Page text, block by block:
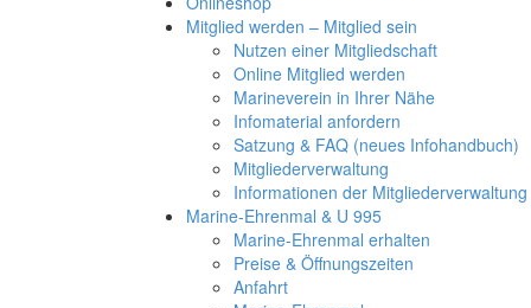
Mitglied werden – Mitglied sein
Nutzen einer Mitgliedschaft
Online Mitglied werden
Marineverein in Ihrer Nähe
Infomaterial anfordern
Satzung & FAQ (neues Infohandbuch)
Mitgliederverwaltung
Informationen der Mitgliederverwaltung
Marine-Ehrenmal & U 995
Marine-Ehrenmal erhalten
Preise & Öffnungszeiten
Anfahrt